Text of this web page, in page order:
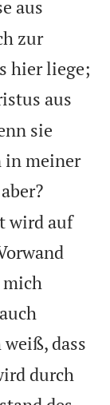
aus
zur
hier liege;
aus
sie
in meiner
wird auf
mich
dass
durch